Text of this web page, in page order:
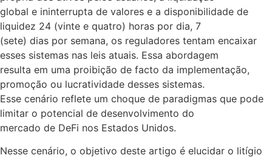
global e ininterrupta de valores e a disponibilidade de
liquidez 24 (vinte e quatro) horas por dia, 7
(sete) dias por semana, os reguladores tentam encaixar
esses sistemas nas leis atuais. Essa abordagem
resulta em uma proibição de facto da implementação,
promoção ou lucratividade desses sistemas.
Esse cenário reflete um choque de paradigmas que pode
limitar o potencial de desenvolvimento do
mercado de DeFi nos Estados Unidos.
Nesse cenário, o objetivo deste artigo é elucidar o litígio